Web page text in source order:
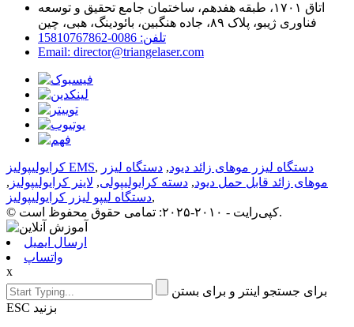
اتاق ۱۷۰۱، طبقه هفدهم، ساختمان جامع تحقیق و توسعه
فناوری ژیبو، پلاک ۸۹، جاده هنگبین، بائودینگ، هبی، چین
تلفن: 0086-15810767862
Email: director@triangelaser.com
کرایولیپولیز EMS, دستگاه لیزر موهای زائد دیود, دستگاه لیزر
موهای زائد قابل حمل دیود, دسته کرایولیپولی, لاینر کرایولیپولیز ,
دستگاه لیپو لیزر کرایولیپولیز,
© کپی‌رایت - ۲۰۱۰-۲۰۲۵: تمامی حقوق محفوظ است.
ارسال ایمیل
واتساپ
x
برای جستجو اینتر و برای بستن
ESC بزنید